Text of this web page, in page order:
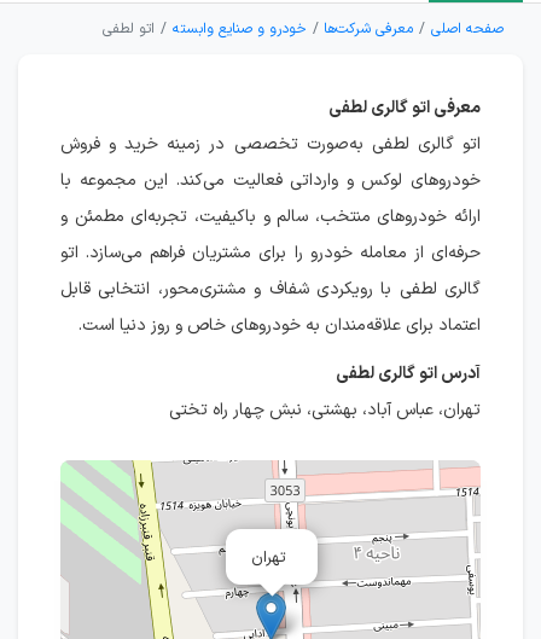
صفحه اصلی معرفی شرکت‌ها خودرو و صنایع وابسته اتو لطفی
معرفی اتو گالری لطفی
اتو گالری لطفی به‌صورت تخصصی در زمینه خرید و فروش
خودروهای لوکس و وارداتی فعالیت می‌کند. این مجموعه با
ارائه خودروهای منتخب، سالم و باکیفیت، تجربه‌ای مطمئن و
حرفه‌ای از معامله خودرو را برای مشتریان فراهم می‌سازد. اتو
گالری لطفی با رویکردی شفاف و مشتری‌محور، انتخابی قابل
اعتماد برای علاقه‌مندان به خودروهای خاص و روز دنیا است.
آدرس اتو گالری لطفی
تهران، عباس آباد، بهشتی، نبش چهار راه تختی
تهران